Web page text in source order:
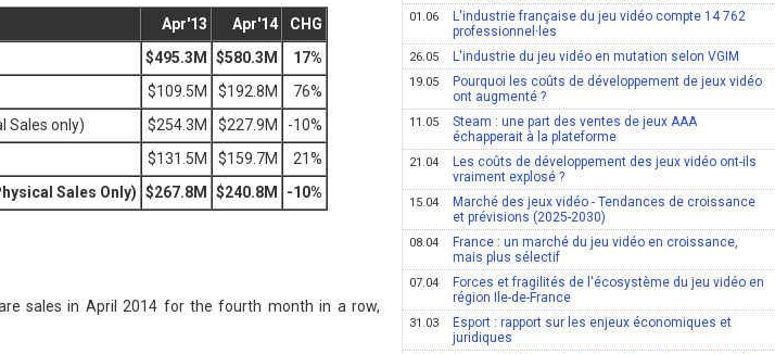
Apr'13 Apr'14
CHG
$495.3M $580.3M
17%
$109.5M $192.8M
76%
Sales only)
$254.3M $227.9M
-10%
$131.5M $159.7M
21%
Sales Only) $267.8M $240.8M -10%
sales in April 2014 for the fourth month in a row,
01.06
L'industrie française du jeu vidéo compte 14 762
professionnel·les
26.05 L'industrie du jeu vidéo en mutation selon VGIM
19.05
Pourquoi les coûts de développement de jeux vidéo
ont augmenté ?
11.05
Steam : une part des ventes de jeux AAA
échapperait à la plateforme
21.04
Les coûts de développement des jeux vidéo ont-ils
vraiment explosé ?
15.04
Marché des jeux vidéo - Tendances de croissance
et prévisions (2025-2030)
08.04
France : un marché du jeu vidéo en croissance,
mais plus sélectif
07.04
Forces et fragilités de l'écosystème du jeu vidéo en
région Ile-de-France
31.03
Esport : rapport sur les enjeux économiques et
juridiques